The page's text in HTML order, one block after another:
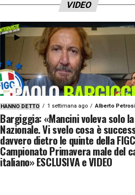
VIDEO
HANNO DETTO 1 settimana ago Alberto
Bargiggia: «Mancini voleva solo la
Nazionale. Vi svelo cosa è
davvero dietro le quinte della
Campionato Primavera male del
italiano» ESCLUSIVA e VIDEO